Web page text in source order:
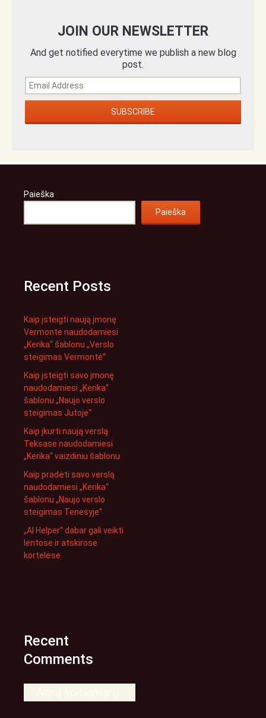
JOIN OUR NEWSLETTER
And get notified everytime we publish a new blog
post.
Paieška
Paieška
Recent Posts
Kaip įsteigti naują įmonę
Vermonte naudodamiesi
„Kerika“ šablonu „Verslo
steigimas Vermonte“
Kaip įsteigti savo įmonę
naudodamiesi „Kerika“
šablonu „Naujo verslo
steigimas Jutoje“
Kaip įkurti naują verslą
Teksase naudodamiesi
„Kerika“ vaizdiniu šablonu
Kaip pradėti savo verslą
naudodamiesi „Kerika“
šablonu „Naujo verslo
steigimas Tenesyje“
„AI Helper“ dabar gali veikti
lentose ir atskirose
kortelėse
Recent
Comments
Nėra komentarų.